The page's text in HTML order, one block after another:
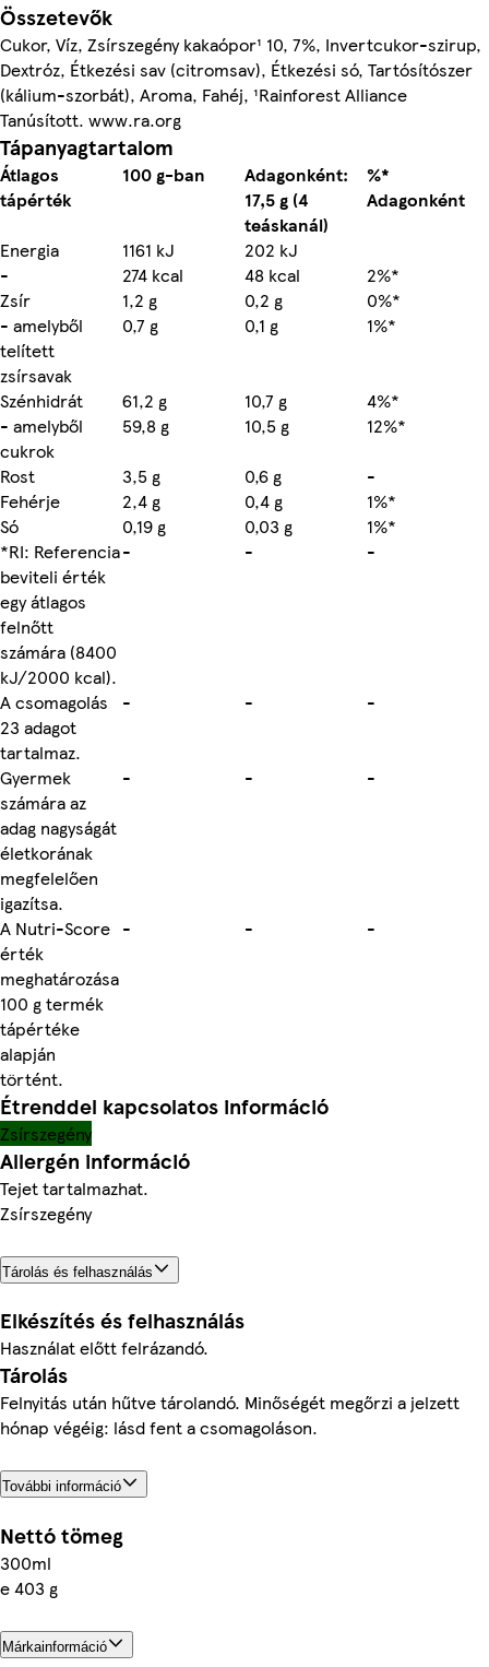
Összetevők
Cukor, Víz, Zsírszegény kakaópor¹ 10, 7%, Invertcukor-szirup,
Dextróz, Étkezési sav (citromsav), Étkezési só, Tartósítószer
(kálium-szorbát), Aroma, Fahéj, ¹Rainforest Alliance
Tanúsított. www.ra.org
Tápanyagtartalom
Átlagos
tápérték
100 g-ban
Adagonként:
17,5 g (4
teáskanál)
%*
Adagonként
Energia
1161 kJ
202 kJ
-
274 kcal 48 kcal
2%*
Zsír
1,2 g 0,2 g
0%*
- amelyből
telített
zsírsavak
0,7 g 0,1 g 1%*
Szénhidrát 61,2 g 10,7 g
4%*
- amelyből
cukrok
59,8 g 10,5 g
12%*
Rost
3,5 g 0,6 g
-
Fehérje
2,4 g 0,4 g
1%*
Só
0,19 g 0,03 g
1%*
*RI: Referencia
beviteli érték
egy átlagos
felnőtt
számára (8400
kJ/2000 kcal).
- - -
A csomagolás
23 adagot
tartalmaz.
- - -
Gyermek
számára az
adag nagyságát
életkorának
megfelelően
igazítsa.
- - -
A Nutri-Score
érték
meghatározása
100 g termék
tápértéke
alapján
történt.
- - -
Étrenddel kapcsolatos információ
Zsírszegény
Allergén információ
Tejet tartalmazhat.
Zsírszegény
Tárolás és felhasználás
Elkészítés és felhasználás
Használat előtt felrázandó.
Tárolás
Felnyitás után hűtve tárolandó. Minőségét megőrzi a jelzett
hónap végéig: lásd fent a csomagoláson.
További információ
Nettó tömeg
300ml
e 403 g
Márkainformáció